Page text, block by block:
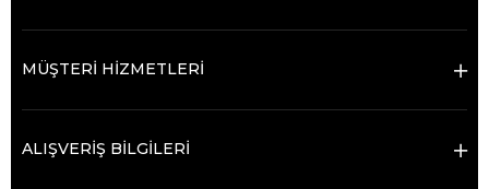
MÜŞTERİ HİZMETLERİ
ALIŞVERİŞ BİLGİLERİ